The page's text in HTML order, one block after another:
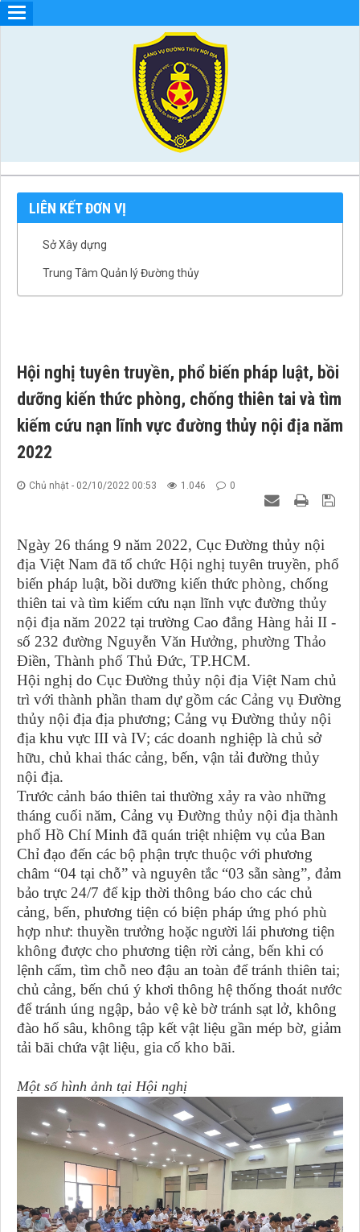
LIÊN KẾT ĐƠN VỊ
Sở Xây dựng
Trung Tâm Quản lý Đường thủy
Hội nghị tuyên truyền, phổ biến pháp luật, bồi
dưỡng kiến thức phòng, chống thiên tai và tìm
kiếm cứu nạn lĩnh vực đường thủy nội địa năm
2022
Chủ nhật - 02/10/2022 00:53 1.046 0
Ngày 26 tháng 9 năm 2022, Cục Đường thủy nội
địa Việt Nam đã tổ chức Hội nghị tuyên truyền, phổ
biến pháp luật, bồi dưỡng kiến thức phòng, chống
thiên tai và tìm kiếm cứu nạn lĩnh vực đường thủy
nội địa năm 2022 tại trường Cao đẳng Hàng hải II -
số 232 đường Nguyễn Văn Hưởng, phường Thảo
Điền, Thành phố Thủ Đức, TP.HCM.
Hội nghị do Cục Đường thủy nội địa Việt Nam chủ
trì với thành phần tham dự gồm các Cảng vụ Đường
thủy nội địa địa phương; Cảng vụ Đường thủy nội
địa khu vực III và IV; các doanh nghiệp là chủ sở
hữu, chủ khai thác cảng, bến, vận tải đường thủy
nội địa.
Trước cảnh báo thiên tai thường xảy ra vào những
tháng cuối năm, Cảng vụ Đường thủy nội địa thành
phố Hồ Chí Minh đã quán triệt nhiệm vụ của Ban
Chỉ đạo đến các bộ phận trực thuộc với phương
châm “04 tại chỗ” và nguyên tắc “03 sẵn sàng”, đảm
bảo trực 24/7 để kịp thời thông báo cho các chủ
cảng, bến, phương tiện có biện pháp ứng phó phù
hợp như: thuyền trưởng hoặc người lái phương tiện
không được cho phương tiện rời cảng, bến khi có
lệnh cấm, tìm chỗ neo đậu an toàn để tránh thiên tai;
chủ cảng, bến chú ý khơi thông hệ thống thoát nước
để tránh úng ngập, bảo vệ kè bờ tránh sạt lở, không
đào hố sâu, không tập kết vật liệu gần mép bờ, giảm
tải bãi chứa vật liệu, gia cố kho bãi.
Một số hình ảnh tại Hội nghị